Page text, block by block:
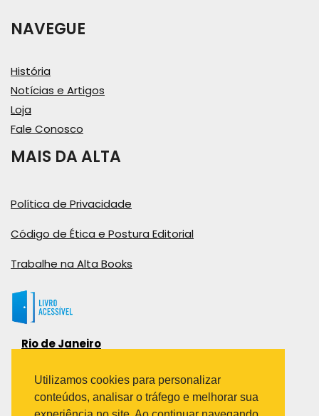
NAVEGUE
História
Notícias e Artigos
Loja
Fale Conosco
MAIS DA ALTA
Política de Privacidade
Código de Ética e Postura Editorial
Trabalhe na Alta Books
Rio de Janeiro
Bairro Industrial do Jacaré
Rio de Janeiro – RJ – CEP: 20970-031
Telefone:
Utilizamos cookies para personalizar
conteúdos, analisar o tráfego e melhorar sua